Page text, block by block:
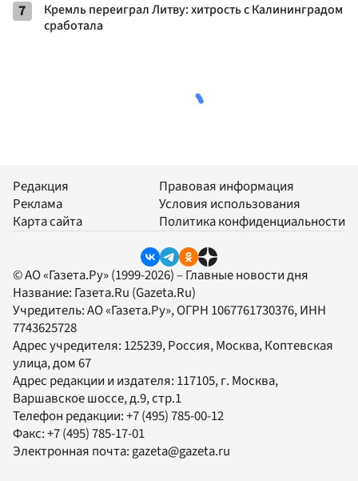
7
Кремль переиграл Литву: хитрость с Калининградом
сработала
Редакция
Реклама
Карта сайта
Правовая информация
Условия использования
Политика конфиденциальности
© АО «Газета.Ру» (1999-2026) – Главные новости дня
Название: Газета.Ru (Gazeta.Ru)
Учредитель:АО «Газета.Ру», ОГРН 1067761730376, ИНН
7743625728
Адрес учредителя: 125239, Россия, Москва, Коптевская
улица, дом 67
Адрес редакции и издателя: 117105, г. Москва,
Варшавское шоссе, д.9, стр.1
Телефон редакции:+7 (495) 785-00-12
Факс:+7 (495) 785-17-01
Электронная почта: gazeta@gazeta.ru